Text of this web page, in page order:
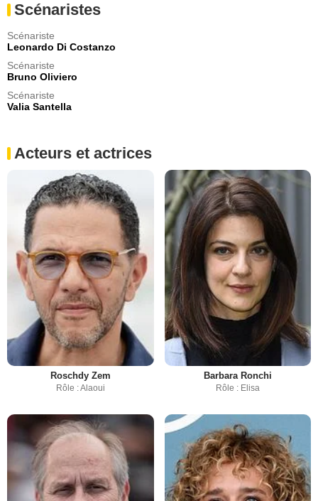
Scénaristes
Scénariste
Leonardo Di Costanzo
Scénariste
Bruno Oliviero
Scénariste
Valia Santella
Acteurs et actrices
Roschdy Zem
Rôle : Alaoui
Barbara Ronchi
Rôle : Elisa